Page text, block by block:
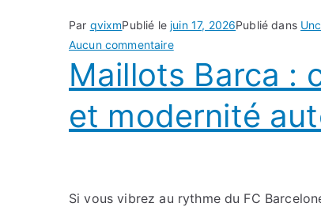
Par qvixmPublié le juin 17, 2026Publié dans
Aucun commentairesur
Maillots Barca :
et modernité
Si vous vibrez au rythme du FC